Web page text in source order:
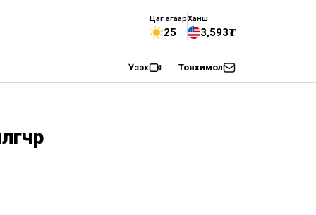
Цаг агаар
25
Ханш
3,593₮
Үзэх Товхимол